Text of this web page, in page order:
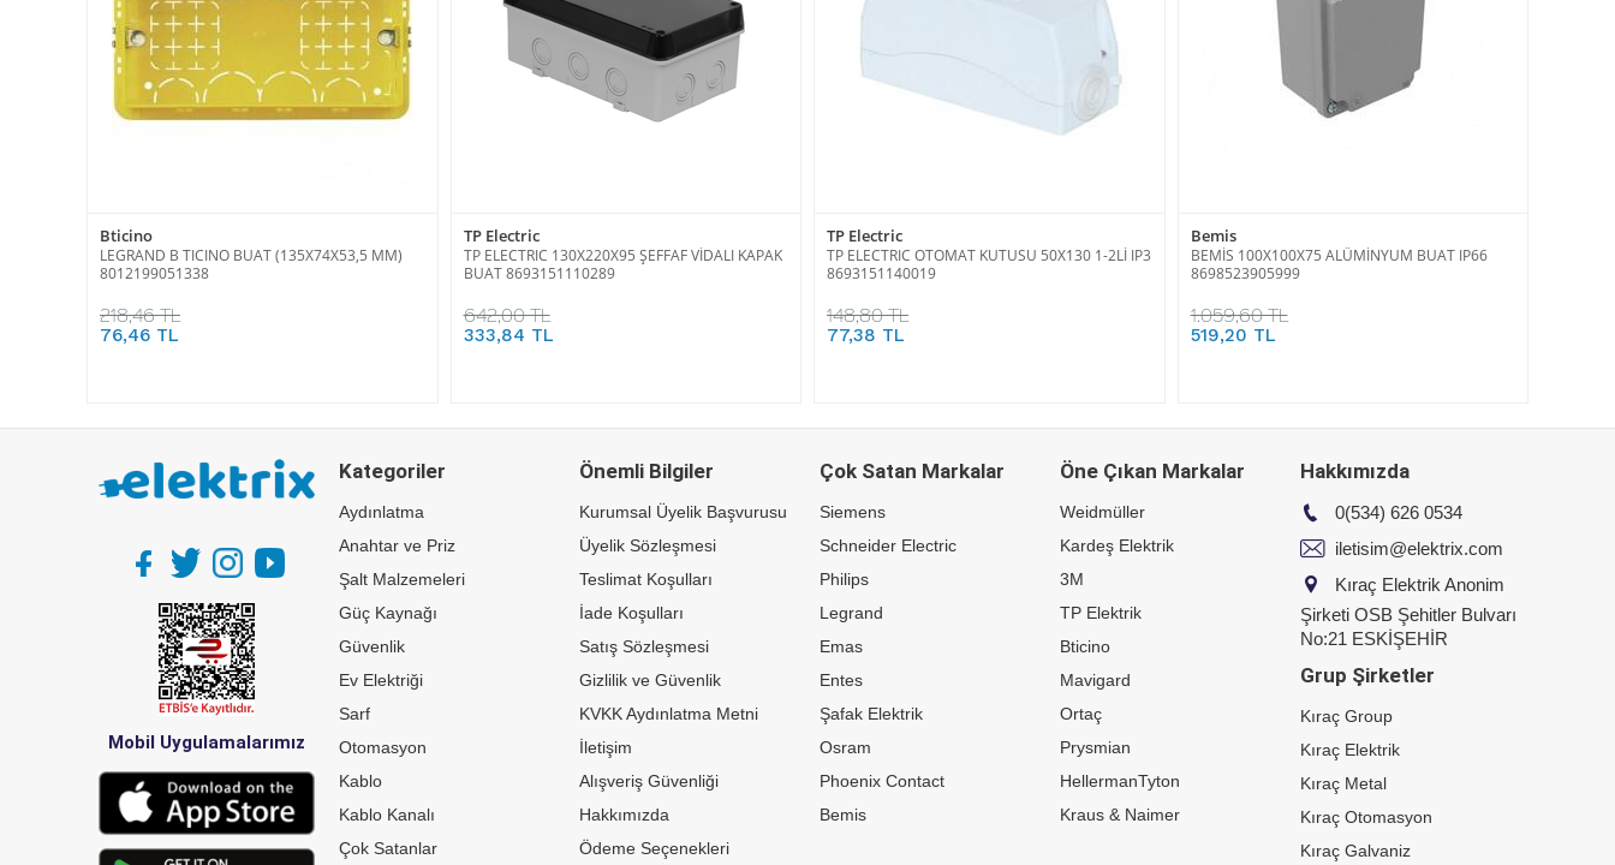
Bticino
LEGRAND B TICINO BUAT (135X74X53,5 MM)
8012199051338
218,46 TL
76,46 TL
TP Electric
TP ELECTRIC 130X220X95 ŞEFFAF VİDALI KAPAK
BUAT 8693151110289
642,00 TL
333,84 TL
TP Electric
TP ELECTRIC OTOMAT KUTUSU 50X130 1-2Lİ IP3
8693151140019
148,80 TL
77,38 TL
Bemis
BEMİS 100X100X75 ALÜMİNYUM BUAT IP66
8698523905999
1.059,60 TL
519,20 TL
Mobil Uygulamalarımız
Kategoriler
Aydınlatma
Anahtar ve Priz
Şalt Malzemeleri
Güç Kaynağı
Güvenlik
Ev Elektriği
Sarf
Otomasyon
Kablo
Kablo Kanalı
Çok Satanlar
Önemli Bilgiler
Kurumsal Üyelik Başvurusu
Üyelik Sözleşmesi
Teslimat Koşulları
İade Koşulları
Satış Sözleşmesi
Gizlilik ve Güvenlik
KVKK Aydınlatma Metni
İletişim
Alışveriş Güvenliği
Hakkımızda
Ödeme Seçenekleri
Çok Satan Markalar
Siemens
Schneider Electric
Philips
Legrand
Emas
Entes
Şafak Elektrik
Osram
Phoenix Contact
Bemis
Öne Çıkan Markalar
Weidmüller
Kardeş Elektrik
3M
TP Elektrik
Bticino
Mavigard
Ortaç
Prysmian
HellermanTyton
Kraus & Naimer
Hakkımızda
0(534) 626 0534
iletisim@elektrix.com
Kıraç Elektrik Anonim
Şirketi OSB Şehitler Bulvarı
No:21 ESKİŞEHİR
Grup Şirketler
Kıraç Group
Kıraç Elektrik
Kıraç Metal
Kıraç Otomasyon
Kıraç Galvaniz